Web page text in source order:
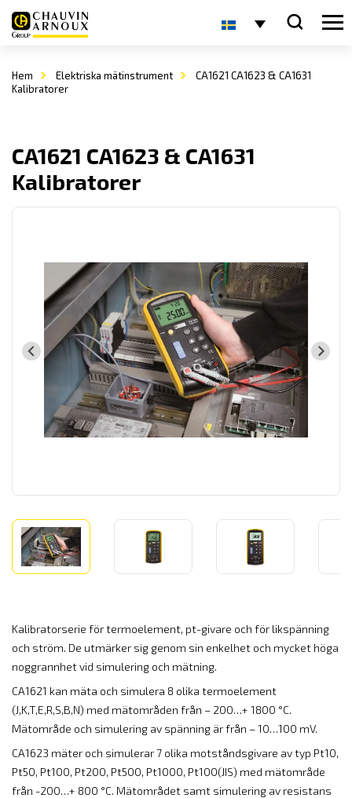
Hem Elektriska mätinstrument
CA1621 CA1623 & CA1631
Kalibratorer
CA1621 CA1623 & CA1631
Kalibratorer
Kalibratorserie för termoelement, pt-givare och för likspänning
och ström. De utmärker sig genom sin enkelhet och mycket höga
noggrannhet vid simulering och mätning.
CA1621 kan mäta och simulera 8 olika termoelement
(J,K,T,E,R,S,B,N) med mätområden från – 200…+ 1800 °C.
Mätområde och simulering av spänning är från – 10…100 mV.
CA1623 mäter och simulerar 7 olika motståndsgivare av typ Pt10,
Pt50, Pt100, Pt200, Pt500, Pt1000, Pt100(JIS) med mätområde
från -200…+ 800 °C. Mätområdet samt simulering av resistans